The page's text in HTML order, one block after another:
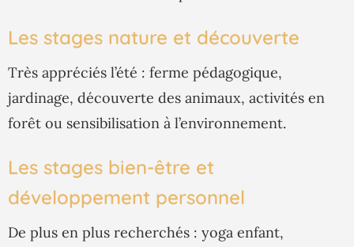
Les stages nature et découverte
Très appréciés l’été : ferme pédagogique,
jardinage, découverte des animaux, activités en
forêt ou sensibilisation à l’environnement.
Les stages bien-être et
développement personnel
De plus en plus recherchés : yoga enfant,